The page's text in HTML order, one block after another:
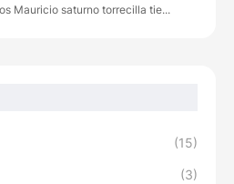
Mauricio saturno torrecilla tie...
(15)
(3)